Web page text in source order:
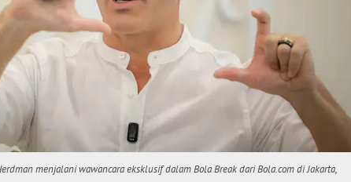
menjalani wawancara eksklusif dalam Bola Break dari Bola.com di Jakarta,